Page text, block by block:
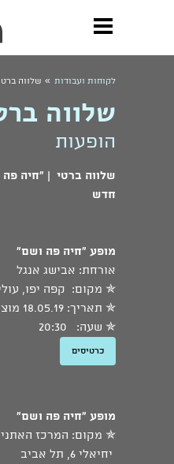
לקוחות ועבודות » שלווה
שלווה
הופעות
שלווה ברטי | "חיה
חדש
מופע "חיה פה ושם"
אורחת: אבישג אנגל
✯ מקום: קפה יפו, עולי ציון 11 תל
✯ תאריך: 18.05.19 מוצ"ש
✯ שעה: 20:30
כרטיסים
מופע "חיה פה ושם"
✯ מקום: המרכז
יחיאלי 6, תל אביב